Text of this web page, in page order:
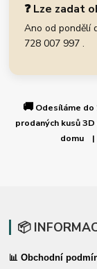
❓ Lze zadat
Ano od pondělí
728 007 997 .
🚚 Odesíláme
prodaných kusů
domu |
📦
📊 Obchodní